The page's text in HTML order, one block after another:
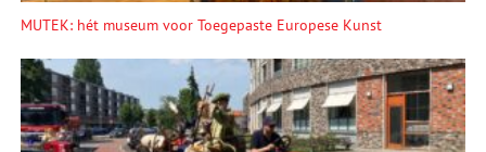
MUTEK: hét museum voor Toegepaste Europese Kunst